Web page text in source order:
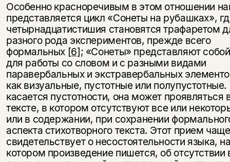
Особенно красноречивым в этом отношении
представляется цикл «Сонеты на рубашках»,
четырнадцатистишия становятся трафаретом
разного рода экспериментов, прежде всего
формальных [6]; «Сонеты» представляют
для работы со словом и с разными видами
паравербальных и экстравербальных
как визуальные, пустотные или полупустотные.
касается пустотности, она может проявляться
тексте, в котором отсутствуют все или
или в содержании, при сохранении
аспекта стихотворного текста. Этот прием
свидетельствует о несостоятельности языка,
котором произведение пишется, об отсутствии
Этой книги временно